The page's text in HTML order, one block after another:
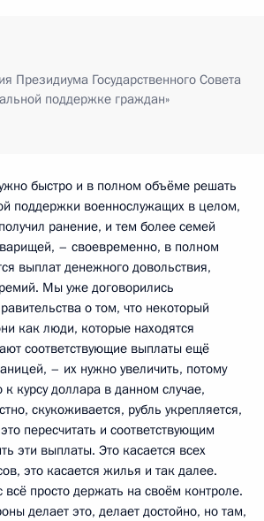
Президиума Государственного Совета
поддержке граждан»
быстро и в полном объёме решать
поддержки военнослужащих в целом,
ранение, и тем более семей
– своевременно, в полном
выплат денежного довольствия,
Мы уже договорились
о том, что некоторый
как люди, которые находятся
соответствующие выплаты ещё
– их нужно увеличить, потому
к курсу доллара в данном случае,
скукоживается, рубль укрепляется,
пересчитать и соответствующим
эти выплаты. Это касается всех
это касается жилья и так далее.
всё просто держать на своём контроле.
делает это, делает достойно, но там,